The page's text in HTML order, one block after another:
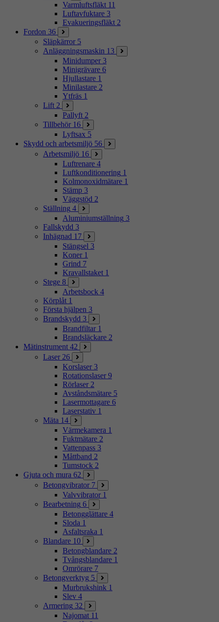
Varmluftsfläkt 11
Luftavfuktare 3
Evakueringsfläkt 2
Fordon 36
Släpkärror 5
Anläggningsmaskin 13
Minidumper 3
Minigrävare 6
Hjullastare 1
Minilastare 2
Ytfräs 1
Lift 2
Pallyft 2
Tillbehör 16
Lyftsax 5
Skydd och arbetsmiljö 56
Arbetsmiljö 16
Luftrenare 4
Luftkonditionering 1
Kolmonoxidmätare 1
Stämp 3
Väggstöd 2
Ställning 4
Aluminiumställning 3
Fallskydd 3
Inhägnad 17
Stängsel 3
Koner 1
Grind 7
Kravallstaket 1
Stege 8
Arbetsbock 4
Körplåt 1
Första hjälpen 3
Brandskydd 3
Brandfiltar 1
Brandsläckare 2
Mätinstrument 42
Laser 26
Korslaser 3
Rotationslaser 9
Rörlaser 2
Avståndsmätare 5
Lasermottagare 6
Laserstativ 1
Mäta 14
Värmekamera 1
Fuktmätare 2
Vattenpass 3
Måttband 2
Tumstock 2
Gjuta och mura 62
Betongvibrator 7
Valvvibrator 1
Bearbetning 6
Betongglättare 4
Sloda 1
Asfaltsraka 1
Blandare 10
Betongblandare 2
Tvångsblandare 1
Omrörare 7
Betongverktyg 5
Murbrukshink 1
Slev 4
Armering 32
Najomat 11